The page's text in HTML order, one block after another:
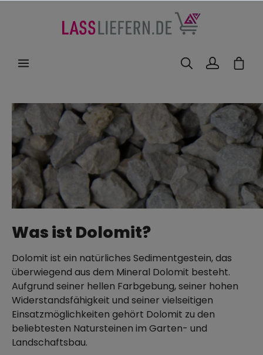
Was ist Dolomit?
Dolomit ist ein natürliches Sedimentgestein, das
überwiegend aus dem Mineral Dolomit besteht.
Aufgrund seiner hellen Farbgebung, seiner hohen
Widerstandsfähigkeit und seiner vielseitigen
Einsatzmöglichkeiten gehört Dolomit zu den
beliebtesten Natursteinen im Garten- und
Landschaftsbau.